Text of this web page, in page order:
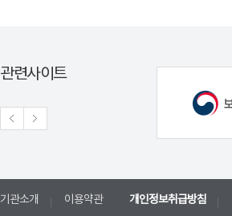
관련사이트
기관소개 이용약관 개인정보취급방침